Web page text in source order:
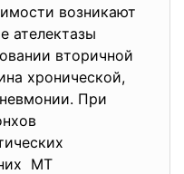
возникают
ателектазы
вторичной
хронической,
При
МТ